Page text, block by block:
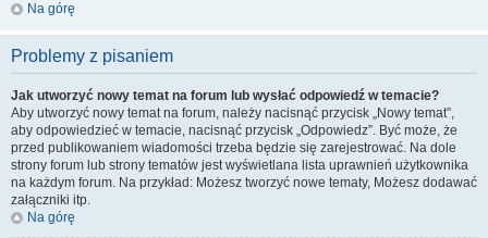
Na górę
Problemy z pisaniem
Jak utworzyć nowy temat na forum lub wysłać odpowiedź w temacie?
Aby utworzyć nowy temat na forum, należy nacisnąć przycisk „Nowy temat”,
aby odpowiedzieć w temacie, nacisnąć przycisk „Odpowiedz”. Być może, że
przed publikowaniem wiadomości trzeba będzie się zarejestrować. Na dole
strony forum lub strony tematów jest wyświetlana lista uprawnień użytkownika
na każdym forum. Na przykład: Możesz tworzyć nowe tematy, Możesz dodawać
załączniki itp.
Na górę